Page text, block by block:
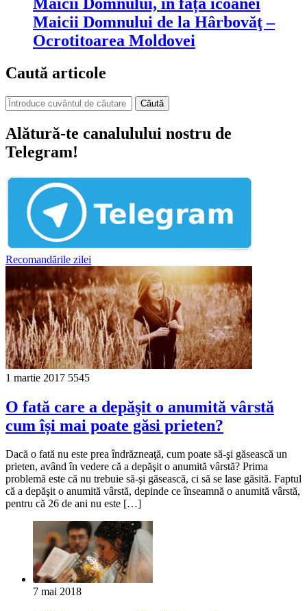
Maicii Domnului de la Hârbovăţ –
Ocrotitoarea Moldovei
Caută articole
Căută
Alătură-te canalulului nostru de
Telegram!
Recomandările zilei
1 martie 2017 5545
O fată care a depăşit o anumită vârstă
cum își mai poate găsi prieten?
Dacă o fată nu este prea îndrăzneaţă, cum poate să-şi găsească un
prieten, având în vedere că a depăşit o anumită vârstă? Prima
problemă este că nu trebuie să-şi găsească, ci să se lase găsită. Faptul
că a depăşit o anumită vârstă, depinde ce înseamnă o anumită vârstă,
pentru că 26 de ani nu este […]
7 mai 2018